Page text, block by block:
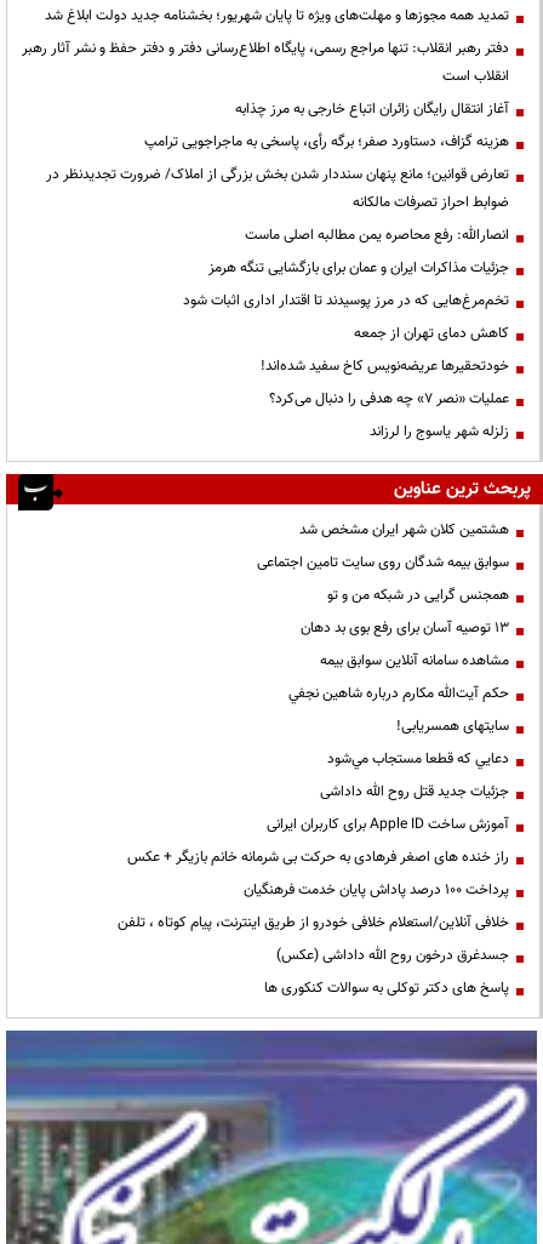
تمدید همه مجوزها و مهلت‌های ویژه تا پایان شهریور؛ بخشنامه جدید دولت ابلاغ شد
دفتر رهبر انقلاب: تنها مراجع رسمی، پایگاه اطلاع‌رسانی دفتر و دفتر حفظ و نشر آثار رهبر
انقلاب است
آغاز انتقال رایگان زائران اتباع خارجی به مرز چذابه
هزینه گزاف، دستاورد صفر؛ برگه رأی، پاسخی به ماجراجویی ترامپ
تعارض قوانین؛ مانع پنهان سنددار شدن بخش بزرگی از املاک/ ضرورت تجدیدنظر در
ضوابط احراز تصرفات مالکانه
انصارالله: رفع محاصره یمن مطالبه اصلی ماست
جزئیات مذاکرات ایران و عمان برای بازگشایی تنگه هرمز
تخم‌مرغ‌هایی که در مرز پوسیدند تا اقتدار اداری اثبات شود
کاهش دمای تهران از جمعه
خودتحقیرها عریضه‌نویس کاخ سفید شده‌اند!
عملیات «نصر ۷» چه هدفی را دنبال می‌کرد؟
زلزله شهر یاسوج را لرزاند
پربحث ترین عناوین
هشتمین کلان شهر ایران مشخص شد
سوابق بیمه شدگان روی سایت تامین اجتماعی
همجنس گرایی در شبکه من و تو
13 توصیه آسان برای رفع بوی بد دهان
مشاهده سامانه آنلاين سوابق بیمه
حكم آيت‌الله مكارم درباره شاهين نجفي
سایتهای همسریابی!
دعايي كه قطعا مستجاب مي‌شود
جزئیات جدید قتل روح الله داداشی
آموزش ساخت Apple ID برای کاربران ایرانی
راز خنده های اصغر فرهادی به حرکت بی شرمانه خانم بازیگر + عکس
پرداخت ۱۰۰ درصد پاداش پایان خدمت فرهنگیان
خلافی آنلاین/استعلام خلافی خودرو از طریق اینترنت، پیام کوتاه ، تلفن
جسدغرق درخون روح الله داداشی (عکس)
پاسخ های دکتر توکلی به سوالات کنکوری ها